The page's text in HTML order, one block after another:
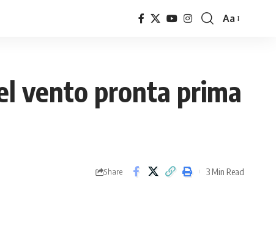
Font
Aa
vento pronta prima
Share 3 Min Read